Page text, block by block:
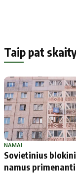
Taip pat
NAMAI
Sovietinius
namus